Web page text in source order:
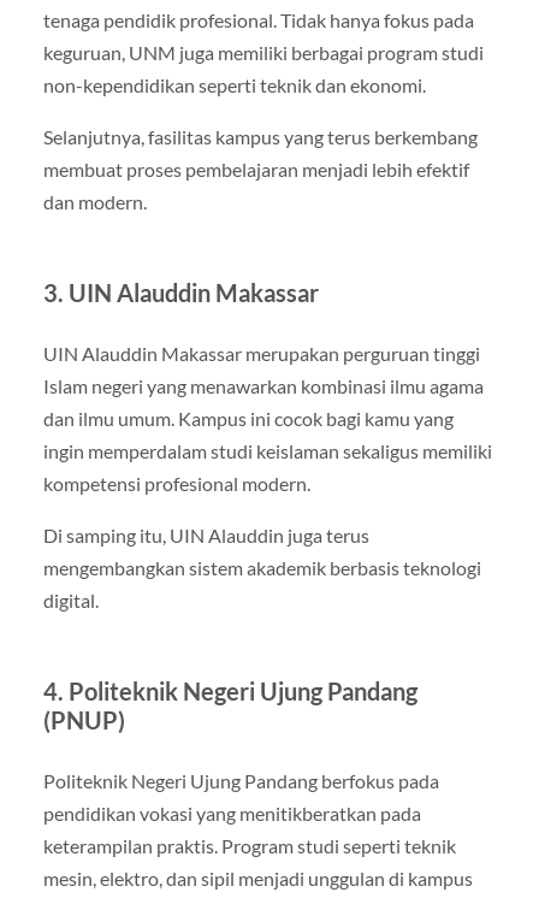
tenaga pendidik profesional. Tidak hanya fokus pada
keguruan, UNM juga memiliki berbagai program studi
non-kependidikan seperti teknik dan ekonomi.
Selanjutnya, fasilitas kampus yang terus berkembang
membuat proses pembelajaran menjadi lebih efektif
dan modern.
3. UIN Alauddin Makassar
UIN Alauddin Makassarmerupakan perguruan tinggi
Islam negeri yang menawarkan kombinasi ilmu agama
dan ilmu umum. Kampus ini cocok bagi kamu yang
ingin memperdalam studi keislaman sekaligus memiliki
kompetensi profesional modern.
Di samping itu, UIN Alauddin juga terus
mengembangkan sistem akademik berbasis teknologi
digital.
4. Politeknik Negeri Ujung Pandang
(PNUP)
Politeknik Negeri Ujung Pandangberfokus pada
pendidikan vokasi yang menitikberatkan pada
keterampilan praktis. Program studi seperti teknik
mesin, elektro, dan sipil menjadi unggulan di kampus